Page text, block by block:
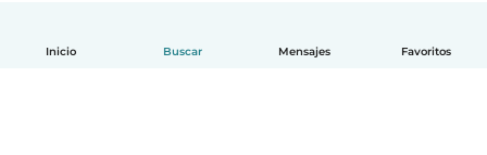
Inicio Buscar Mensajes Favoritos